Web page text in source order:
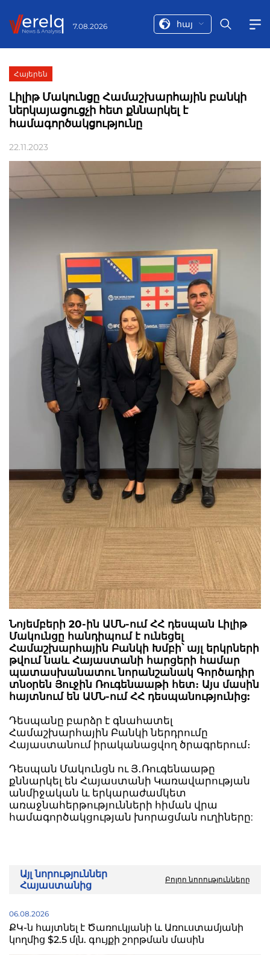
7.08.2026 հայ
Հայերեն
Լիլիթ Մակունցը Համաշխարհային բանկի
ներկայացուցչի հետ քննարկել է
համագործակցությունը
22.11.2023
Նոյեմբերի 20-ին ԱՄՆ-ում ՀՀ դեսպան Լիլիթ
Մակունցը հանդիպում է ունեցել
Համաշխարհային Բանկի Խմբի՝ այլ երկրների
թվում նաև Հայաստանի հարցերի համար
պատասխանատու նորանշանակ Գործադիր
տնօրեն Յուջին Ռուգենաաթի հետ։ Այս մասին
հայտնում են ԱՄՆ-ում ՀՀ դեսպանությունից:
Դեսպանը բարձր է գնահատել
Համաշխարհային Բանկի ներդրումը
Հայաստանում իրականացվող ծրագրերում։
Դեսպան Մակունցն ու Յ․Ռուգենաաթը
քննարկել են Հայաստանի Կառավարության
անմիջական և երկարաժամկետ
առաջնահերթությունների հիման վրա
համագործակցության խորացման ուղիները:
Այլ նորություններ
Հայաստանից
Բոլոր նորությունները
06.08.2026
ՔԿ-ն հայտնել է Ծառուկյանի և Առուստամյանի
կողմից $2.5 մլն. գույքի շորթման մասին